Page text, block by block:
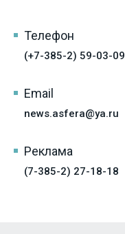
Телефон
(+7-385-2) 59-03-09
Email
news.asfera@ya.ru
Реклама
(7-385-2) 27-18-18